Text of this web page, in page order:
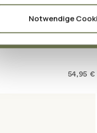
Notwendige
Kalium und 8
17 hervorragend
54,95 €